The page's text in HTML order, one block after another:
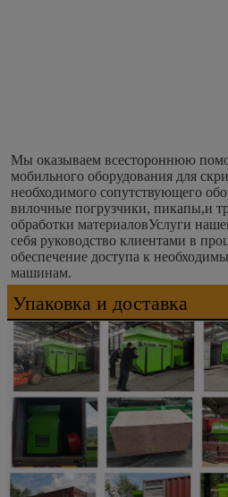
Мы оказываем всестороннюю
мобильного оборудования для
необходимого сопутствующего
вилочные погрузчики, пикапы,и
обработки материаловУслуги
себя руководство клиентами в
обеспечение доступа к
машинам.
Упаковка и доставка